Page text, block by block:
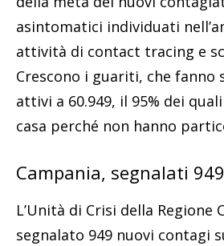
asintomatici individuati
attività di contact tracing e
Crescono i guariti, che fanno
attivi a 60.949, il 95% dei
casa perché non hanno
Campania, segnalati
L’Unità di Crisi della Regione
segnalato 949 nuovi contagi